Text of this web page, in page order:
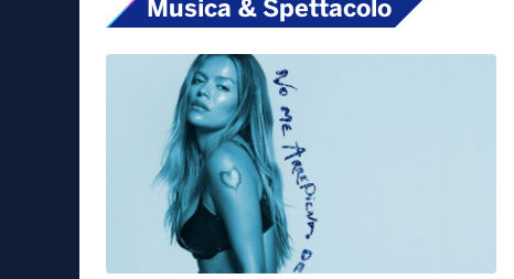
banca europea investimenti